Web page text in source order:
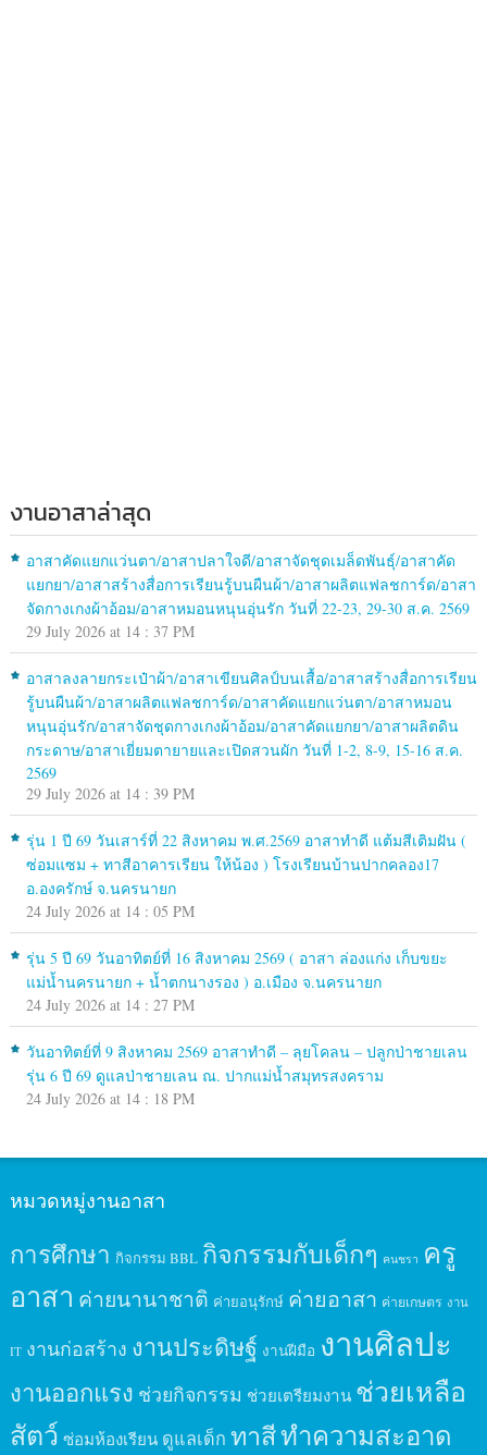
งานอาสาล่าสุด
อาสาคัดแยกแว่นตา/อาสาปลาใจดี/อาสาจัดชุดเมล็ดพันธุ์/อาสาคัด
แยกยา/อาสาสร้างสื่อการเรียนรู้บนผืนผ้า/อาสาผลิตแฟลชการ์ด/อาสา
จัดกางเกงผ้าอ้อม/อาสาหมอนหนุนอุ่นรัก วันที่ 22-23, 29-30 ส.ค. 2569
29 July 2026 at 14 : 37 PM
อาสาลงลายกระเป๋าผ้า/อาสาเขียนศิลป์บนเสื้อ/อาสาสร้างสื่อการเรียน
รู้บนผืนผ้า/อาสาผลิตแฟลชการ์ด/อาสาคัดแยกแว่นตา/อาสาหมอน
หนุนอุ่นรัก/อาสาจัดชุดกางเกงผ้าอ้อม/อาสาคัดแยกยา/อาสาผลิตดิน
กระดาษ/อาสาเยี่ยมตายายและเปิดสวนผัก วันที่ 1-2, 8-9, 15-16 ส.ค.
2569
29 July 2026 at 14 : 39 PM
รุ่น 1 ปี 69 วันเสาร์ที่ 22 สิงหาคม พ.ศ.2569 อาสาทำดี แต้มสีเติมฝัน (
ซ่อมแซม + ทาสีอาคารเรียน ให้น้อง ) โรงเรียนบ้านปากคลอง17
อ.องครักษ์ จ.นครนายก
24 July 2026 at 14 : 05 PM
รุ่น 5 ปี 69 วันอาทิตย์ที่ 16 สิงหาคม 2569 ( อาสา ล่องแก่ง เก็บขยะ
แม่น้ำนครนายก + น้ำตกนางรอง ) อ.เมือง จ.นครนายก
24 July 2026 at 14 : 27 PM
วันอาทิตย์ที่ 9 สิงหาคม 2569 อาสาทำดี – ลุยโคลน – ปลูกป่าชายเลน
รุ่น 6 ปี 69 ดูแลป่าชายเลน ณ. ปากแม่น้ำสมุทรสงคราม
24 July 2026 at 14 : 18 PM
หมวดหมู่งานอาสา
การศึกษา กิจกรรม BBL กิจกรรมกับเด็กๆ คนชรา ครู
อาสา ค่ายนานาชาติ ค่ายอนุรักษ์ ค่ายอาสา ค่ายเกษตร งาน
IT งานก่อสร้าง งานประดิษฐ์ งานฝีมือ งานศิลปะ
งานออกแรง ช่วยกิจกรรม ช่วยเตรียมงาน ช่วยเหลือ
สัตว์ ซ่อมห้องเรียน ดูแลเด็ก ทาสีทำความสะอาด